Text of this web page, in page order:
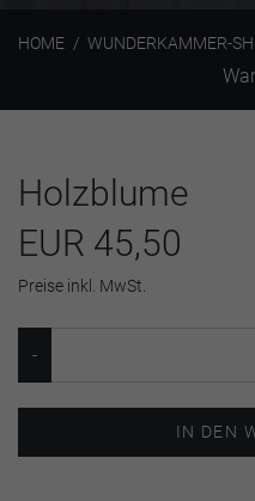
HOME WUNDERKAMMER-
Holzblume
EUR 45,50
Preise inkl. MwSt.
IN DEN